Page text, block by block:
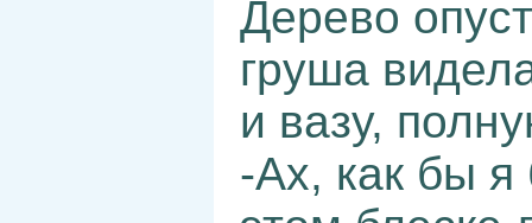
Дерево
груша
и вазу,
-Ах, как бы я